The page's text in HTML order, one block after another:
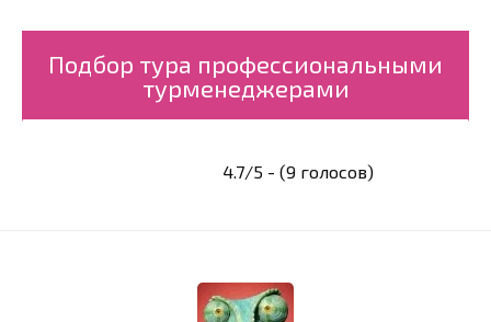
Подбор тура профессиональными
турменеджерами
4.7/5 - (9 голосов)